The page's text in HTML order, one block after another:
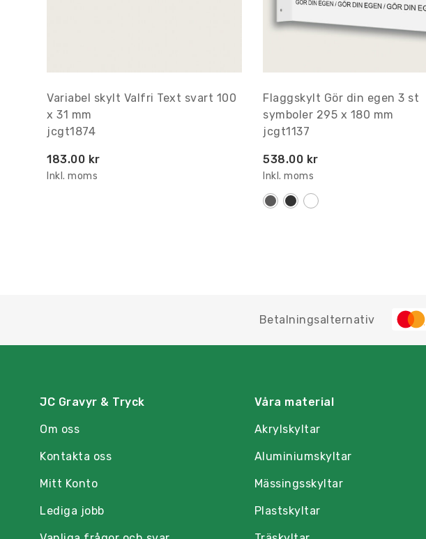
Variabel skylt Valfri Text svart 100
x 31 mm
jcgt1874
183.00 kr
Inkl. moms
Flaggskylt Gör din egen 3 st
symboler 295 x 180 mm
jcgt1137
538.00 kr
Inkl. moms
Betalningsalternativ
JC Gravyr & Tryck
Om oss
Kontakta oss
Mitt Konto
Lediga jobb
Våra material
Akrylskyltar
Aluminiumskyltar
Mässingsskyltar
Plastskyltar